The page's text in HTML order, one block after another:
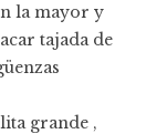
la mayor y
tajada de
grande ,